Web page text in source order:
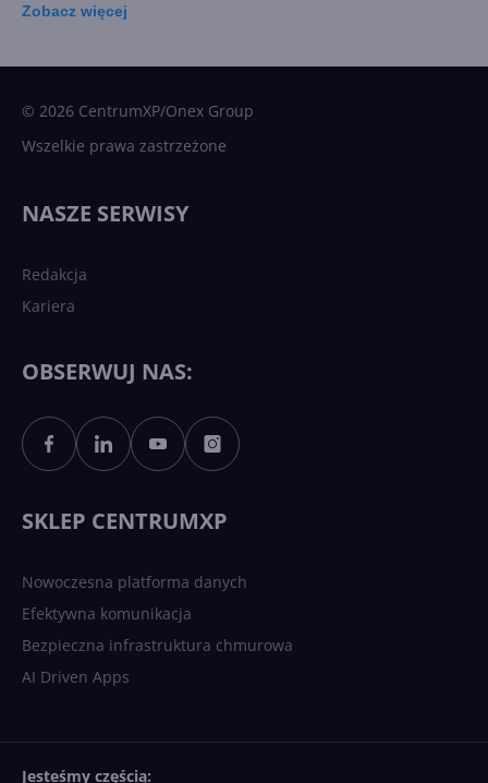
Sztuczna inteligencja po
polsku. Dość barier
Zobacz więcej
© 2026 CentrumXP/Onex Group
Wszelkie prawa zastrzeżone
NASZE SERWISY
Redakcja
Kariera
OBSERWUJ NAS:
SKLEP CENTRUMXP
Nowoczesna platforma danych
Efektywna komunikacja
Bezpieczna infrastruktura chmurowa
AI Driven Apps
Jesteśmy częścią: